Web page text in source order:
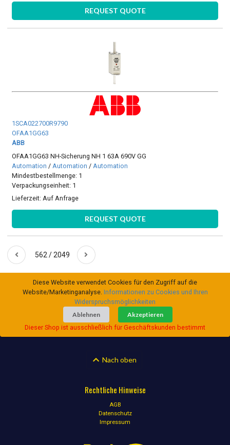
REQUEST QUOTE
1SCA022700R9790
OFAA1GG63
ABB
OFAA1GG63 NH-Sicherung NH 1 63A 690V GG
Automation / Automation / Automation
Mindestbestellmenge: 1
Verpackungseinheit: 1
Lieferzeit: Auf Anfrage
REQUEST QUOTE
562 / 2049
Diese Website verwendet Cookies für den Zugriff auf die
Website/Marketinganalyse. Informationen zu Cookies und Ihren
Widerspruchsmöglichkeiten
Ablehnen
Akzeptieren
Dieser Shop ist ausschließlich für Geschäftskunden bestimmt
Nach oben
Rechtliche Hinweise
AGB
Datenschutz
Impressum